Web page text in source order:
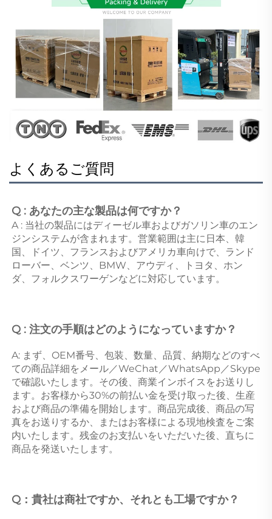
よくあるご質問
Q : あなたの主な製品は何ですか？
A : 当社の製品にはディーゼル車およびガソリン車のエン
ジンシステムが含まれます。営業範囲は主に日本、韓
国、ドイツ、フランスおよびアメリカ車向けで、ランド
ローバー、ベンツ、BMW、アウディ、トヨタ、ホン
ダ、フォルクスワーゲンなどに対応しています。
Q : 注文の手順はどのようになっていますか？
A: まず、OEM番号、包装、数量、品質、納期などのすべ
ての商品詳細をメール／WeChat／WhatsApp／Skype
で確認いたします。その後、商業インボイスをお送りし
ます。お客様から30%の前払い金を受け取った後、生産
および商品の準備を開始します。商品完成後、商品の写
真をお送りするか、またはお客様による現地検査をご案
内いたします。残金のお支払いをいただいた後、直ちに
商品を発送いたします。
Q：貴社は商社ですか、それとも工場ですか？